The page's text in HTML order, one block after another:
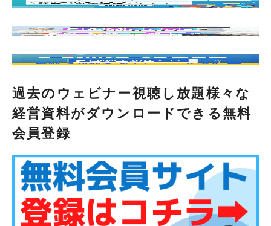
過去のウェビナー視聴し放題様々な
経営資料がダウンロードできる無料
会員登録